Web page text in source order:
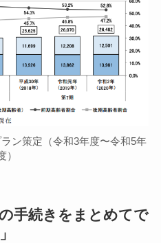
ン策定（令和3年度〜令和5年
）
手続きをまとめてで